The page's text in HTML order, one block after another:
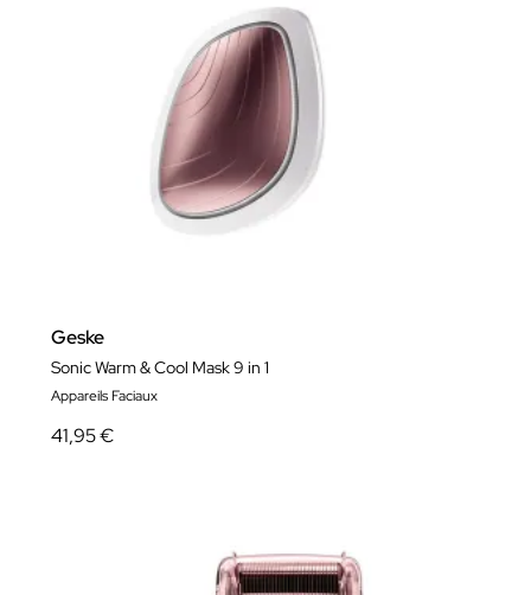
Geske
Sonic Warm & Cool Mask 9 in 1
Appareils Faciaux
41,95 €